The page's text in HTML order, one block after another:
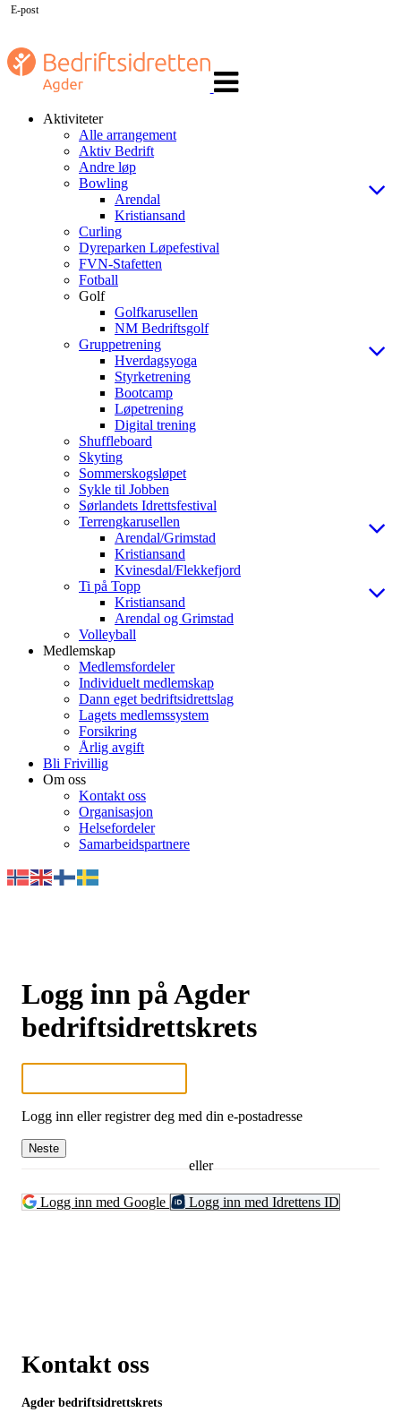
navigasjon
Aktiviteter
Alle arrangement
Aktiv Bedrift
Andre løp
Bowling
Arendal
Kristiansand
Curling
Dyreparken Løpefestival
FVN-Stafetten
Fotball
Golf
Golfkarusellen
NM Bedriftsgolf
Gruppetrening
Hverdagsyoga
Styrketrening
Bootcamp
Løpetrening
Digital trening
Shuffleboard
Skyting
Sommerskogsløpet
Sykle til Jobben
Sørlandets Idrettsfestival
Terrengkarusellen
Arendal/Grimstad
Kristiansand
Kvinesdal/Flekkefjord
Ti på Topp
Kristiansand
Arendal og Grimstad
Volleyball
Medlemskap
Medlemsfordeler
Individuelt medlemskap
Dann eget bedriftsidrettslag
Lagets medlemssystem
Forsikring
Årlig avgift
Bli Frivillig
Om oss
Kontakt oss
Organisasjon
Helsefordeler
Samarbeidspartnere
Logg inn på Agder
bedriftsidrettskrets
E-post
Logg inn eller registrer deg med din e-postadresse
Neste
eller
Logg inn med Google Logg inn med Idrettens ID
Kontakt oss
Agder bedriftsidrettskrets